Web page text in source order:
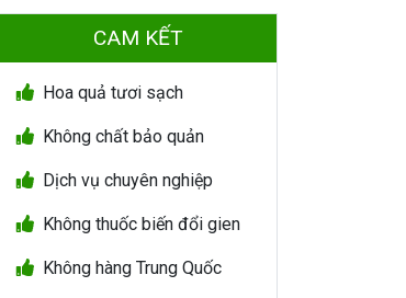
CAM KẾT
Hoa quả tươi sạch
Không chất bảo quản
Dịch vụ chuyên nghiệp
Không thuốc biến đổi gien
Không hàng Trung Quốc